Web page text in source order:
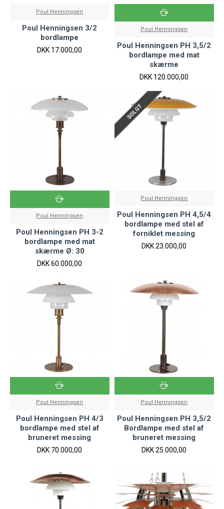
Poul Henningsen
Poul Henningsen 3/2
bordlampe
DKK 17.000,00
Poul Henningsen
Poul Henningsen PH 3,5/2
bordlampe med mat
skærme
DKK 120.000,00
Poul Henningsen
Poul Henningsen PH 3-2
bordlampe med mat
skærme Ø: 30
DKK 60.000,00
SOLGT
Poul Henningsen
Poul Henningsen PH 4,5/4
bordlampe med stel af
forniklet messing
DKK 23.000,00
Poul Henningsen
Poul Henningsen PH 4/3
bordlampe med stel af
bruneret messing
DKK 70.000,00
Poul Henningsen
Poul Henningsen PH 3,5/2
Bordlampe med stel af
bruneret messing
DKK 25.000,00